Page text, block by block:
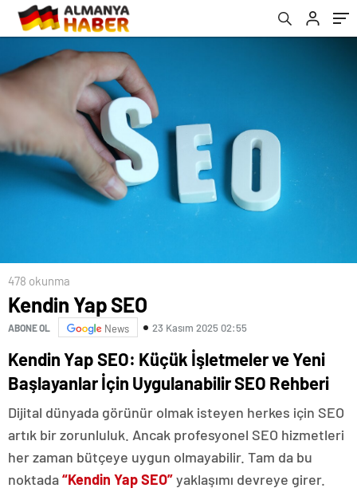
478 okunma
Kendin Yap SEO
ABONE OL News 23 Kasım 2025 02:55
Kendin Yap SEO: Küçük İşletmeler ve Yeni
Başlayanlar İçin Uygulanabilir SEO Rehberi
Dijital dünyada görünür olmak isteyen herkes için SEO
artık bir zorunluluk. Ancak profesyonel SEO hizmetleri
her zaman bütçeye uygun olmayabilir. Tam da bu
noktada“Kendin Yap SEO”yaklaşımı devreye girer.